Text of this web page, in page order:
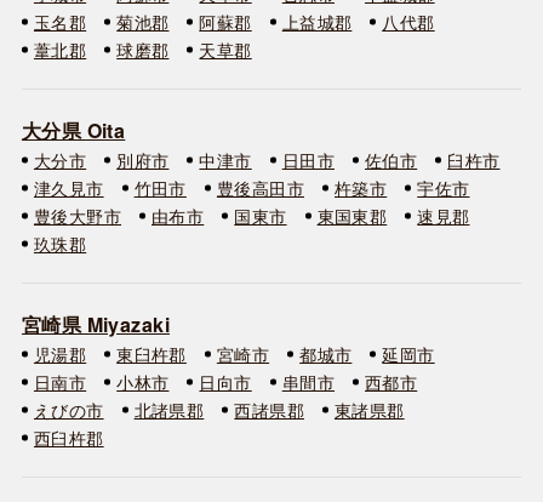
玉名郡
菊池郡 阿蘇郡 上益城郡
八代郡
葦北郡
球磨郡 天草郡
大分県 Oita
大分市 別府市 中津市 日田市 佐伯市
臼杵市
津久見市
竹田市 豊後高田市 杵築市
宇佐市
豊後大野市
由布市 国東市 東国東郡
速見郡
玖珠郡
宮崎県 Miyazaki
児湯郡 東臼杵郡 宮崎市 都城市
延岡市
日南市
小林市 日向市 串間市
西都市
えびの市
北諸県郡 西諸県郡
東諸県郡
西臼杵郡